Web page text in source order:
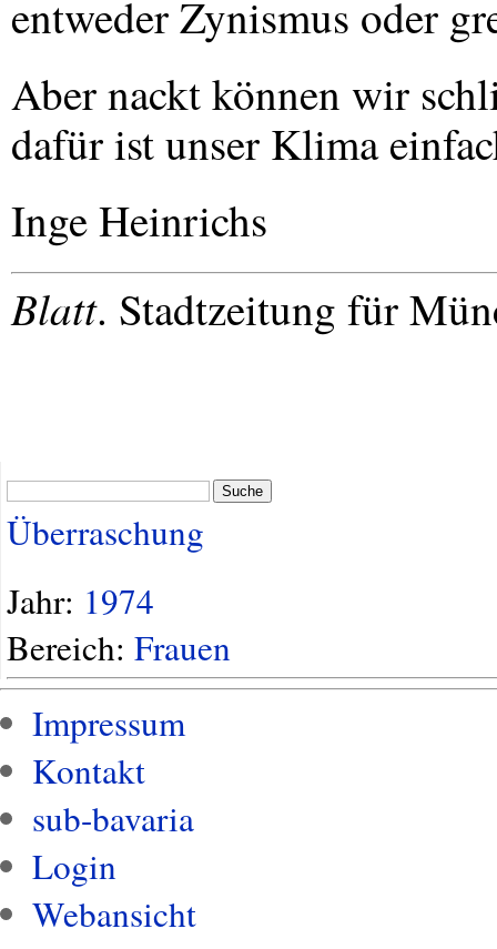
entweder Zynismus oder
Aber nackt können wir
dafür ist unser Klima
Inge Heinrichs
Blatt. Stadtzeitung für
Suche
Überraschung
Jahr: 1974
Bereich: Frauen
Impressum
Kontakt
sub-bavaria
Login
Webansicht